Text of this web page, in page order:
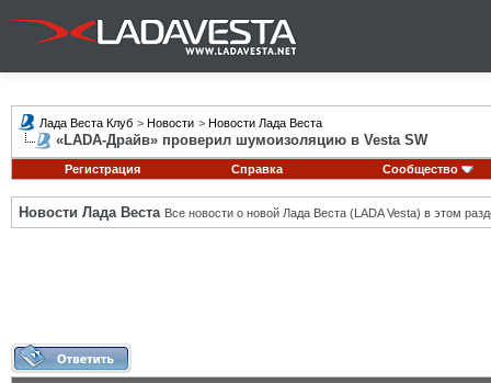
Лада Веста Клуб > Новости > Новости Лада Веста
«LADA-Драйв» проверил шумоизоляцию в Vesta SW
Регистрация Справка Сообщество
Новости Лада Веста Все новости о новой Лада Веста (LADA Vesta) в этом